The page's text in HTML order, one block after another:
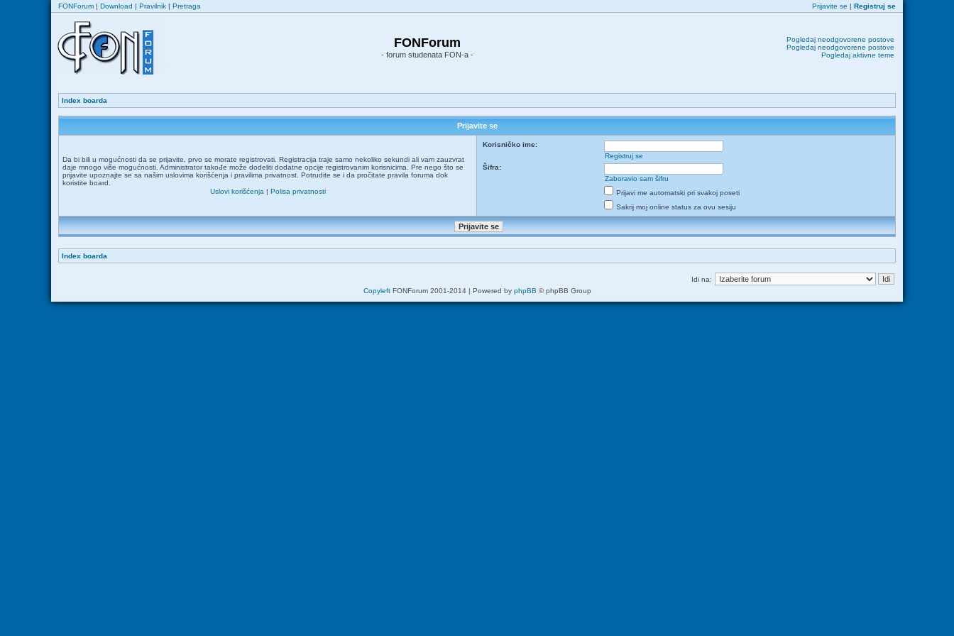
FONForum | Download | Pravilnik | Pretraga Prijavite se | Registruj se
FONForum
- forum studenata FON-a -
Pogledaj neodgovorene postove
Pogledaj neodgovorene postove
Pogledaj aktivne teme
Index boarda
Prijavite se
Da bi bili u mogućnosti da se prijavite, prvo se morate registrovati. Registracija traje samo nekoliko sekundi ali vam zauzvrat
daje mnogo više mogućnosti. Administrator takođe može dodeliti dodatne opcije registrovanim korisnicima. Pre nego što se
prijavite upoznajte se sa našim uslovima korišćenja i pravilima privatnost. Potrudite se i da pročitate pravila foruma dok
koristite board.
Uslovi korišćenja | Polisa privatnosti
Korisničko ime:
Registruj se
Šifra:
Zaboravio sam šifru
Prijavi me automatski pri svakoj poseti
Sakrij moj online status za ovu sesiju
Index boarda
Idi na:
CopyleftFONForum 2001-2014 | Powered by phpBB © phpBB Group